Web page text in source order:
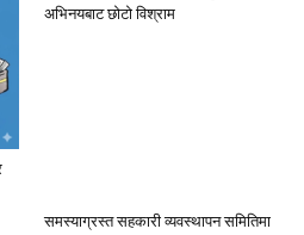
अभिनयबाट छोटो विश्राम
समस्याग्रस्त सहकारी व्यवस्थापन समितिमा